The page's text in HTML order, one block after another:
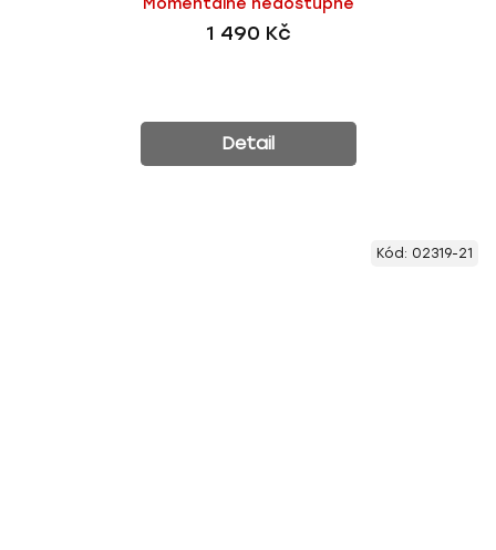
Momentálně nedostupné
1 490 Kč
Detail
Kód: 02319-21